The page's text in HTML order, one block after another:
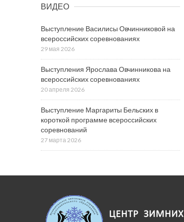
ВИДЕО
Выступление Василисы Овчинниковой на
всероссийских соревнованиях
29 мая 2026
Выступления Ярослава Овчинникова на
всероссийских соревнованиях
20 апреля 2026
Выступление Маргариты Бельских в
короткой программе всероссийских
соревнований
27 марта 2026